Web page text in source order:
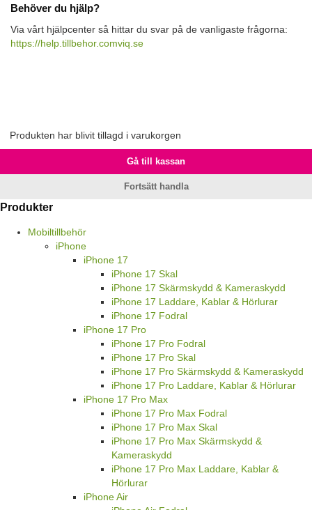
Behöver du hjälp?
Via vårt hjälpcenter så hittar du svar på de vanligaste frågorna:
https://help.tillbehor.comviq.se
Produkten har blivit tillagd i varukorgen
Gå till kassan
Fortsätt handla
Produkter
Mobiltillbehör
iPhone
iPhone 17
iPhone 17 Skal
iPhone 17 Skärmskydd & Kameraskydd
iPhone 17 Laddare, Kablar & Hörlurar
iPhone 17 Fodral
iPhone 17 Pro
iPhone 17 Pro Fodral
iPhone 17 Pro Skal
iPhone 17 Pro Skärmskydd & Kameraskydd
iPhone 17 Pro Laddare, Kablar & Hörlurar
iPhone 17 Pro Max
iPhone 17 Pro Max Fodral
iPhone 17 Pro Max Skal
iPhone 17 Pro Max Skärmskydd &
Kameraskydd
iPhone 17 Pro Max Laddare, Kablar &
Hörlurar
iPhone Air